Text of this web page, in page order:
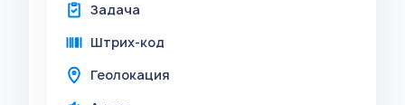
Задача
Штрих-код
Геолокация